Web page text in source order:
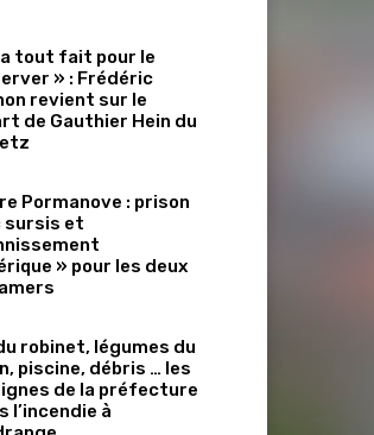
a tout fait pour le
» : Frédéric
revient sur le
de Gauthier Hein du
Pormanove : prison
sursis et
» pour les deux
robinet, légumes du
piscine, débris … les
de la préfecture
l’incendie à